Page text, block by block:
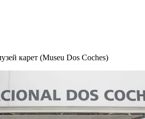
карет (Museu Dos Coches)